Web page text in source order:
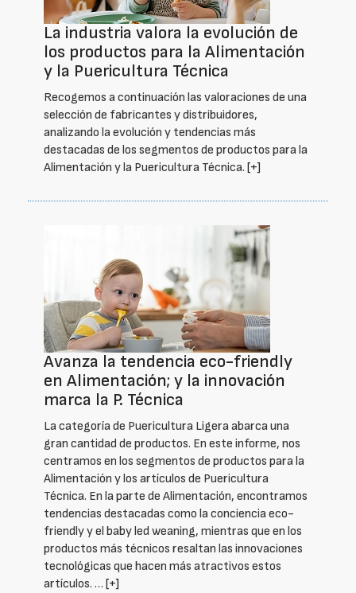
La industria valora la evolución de
los productos para la Alimentación
y la Puericultura Técnica
Recogemos a continuación las valoraciones de una
selección de fabricantes y distribuidores,
analizando la evolución y tendencias más
destacadas de los segmentos de productos para la
Alimentación y la Puericultura Técnica. [+]
Avanza la tendencia eco-friendly
en Alimentación; y la innovación
marca la P. Técnica
La categoría de Puericultura Ligera abarca una
gran cantidad de productos. En este informe, nos
centramos en los segmentos de productos para la
Alimentación y los artículos de Puericultura
Técnica. En la parte de Alimentación, encontramos
tendencias destacadas como la conciencia eco-
friendly y el baby led weaning, mientras que en los
productos más técnicos resaltan las innovaciones
tecnológicas que hacen más atractivos estos
artículos. … [+]